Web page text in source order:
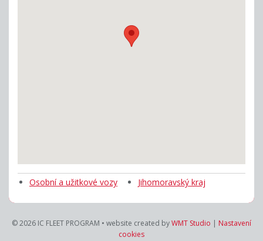
Osobní a užitkové vozy Jihomoravský kraj
© 2026 IC FLEET PROGRAM • website created byWMT Studio | Nastavení
cookies